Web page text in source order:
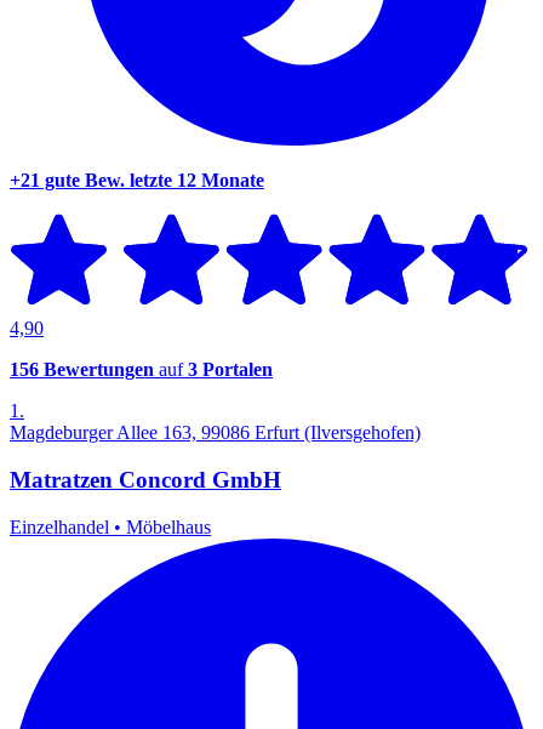
+21 gute Bew. letzte 12 Monate
4,90
156 Bewertungen auf3 Portalen
1.
Magdeburger Allee 163, 99086 Erfurt (Ilversgehofen)
Matratzen Concord GmbH
Einzelhandel • Möbelhaus